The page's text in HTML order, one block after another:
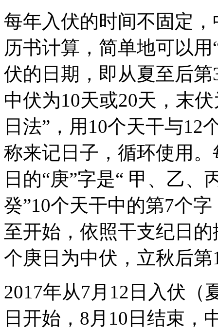
每年入伏的时间不固定
历书计算，简单地可以
伏的日期，即从夏至后
中伏为10天或20天，末
日法”，用10个天干与12
称来记日子，循环使用
日的“庚”字是“ 甲、乙
癸”10个天干中的第7个
至开始，依照干支纪日
个庚日为中伏，立秋后
2017年从7月12日入伏（
日开始，8月10日结束，